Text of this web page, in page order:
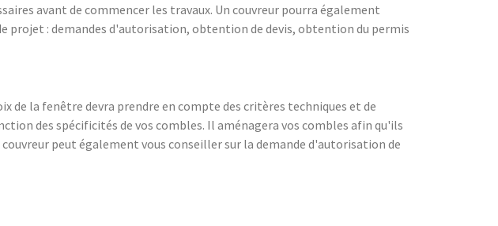
avant de commencer les travaux. Un couvreur pourra également
projet : demandes d'autorisation, obtention de devis, obtention du permis
la fenêtre devra prendre en compte des critères techniques et de
des spécificités de vos combles. Il aménagera vos combles afin qu'ils
peut également vous conseiller sur la demande d'autorisation de